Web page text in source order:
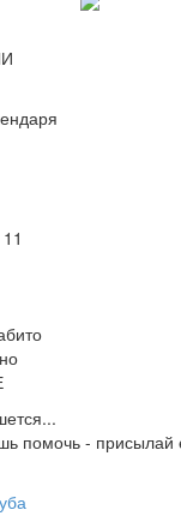
помочь - присылай